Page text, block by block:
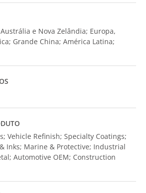
e Nova Zelândia; Europa,
Grande China; América Latina;
Vehicle Refinish; Specialty Coatings;
Inks; Marine & Protective; Industrial
Automotive OEM; Construction